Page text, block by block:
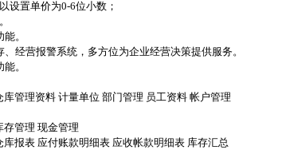
设置单价为0-6位小数；
。
经营报警系统，多方位为企业经营决策提供服务。
。
管理资料 计量单位 部门管理 员工资料 帐户管理
存管理 现金管理
报表 应付账款明细表 应收帐款明细表 库存汇总